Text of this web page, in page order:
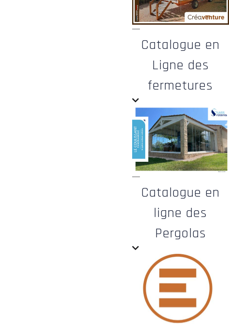
Catalogue en
Ligne des
fermetures
Catalogue en
ligne des
Pergolas